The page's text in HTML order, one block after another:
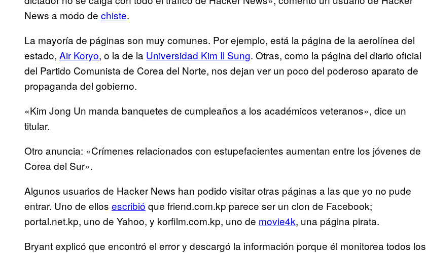
News a modo de chiste.
La mayoría de páginas son muy comunes. Por ejemplo, está la página de la aerolínea del
estado, Air Koryo, o la de la Universidad Kim Il Sung. Otras, como la página del diario oficial
del Partido Comunista de Corea del Norte, nos dejan ver un poco del poderoso aparato de
propaganda del gobierno.
«Kim Jong Un manda banquetes de cumpleaños a los académicos veteranos», dice un
titular.
Otro anuncia: «Crímenes relacionados con estupefacientes aumentan entre los jóvenes de
Corea del Sur».
Algunos usuarios de Hacker News han podido visitar otras páginas a las que yo no pude
entrar. Uno de ellos escribió que friend.com.kp parece ser un clon de Facebook;
portal.net.kp, uno de Yahoo, y korfilm.com.kp, uno de movie4k, una página pirata.
Bryant explicó que encontró el error y descargó la información porque él monitorea todos los